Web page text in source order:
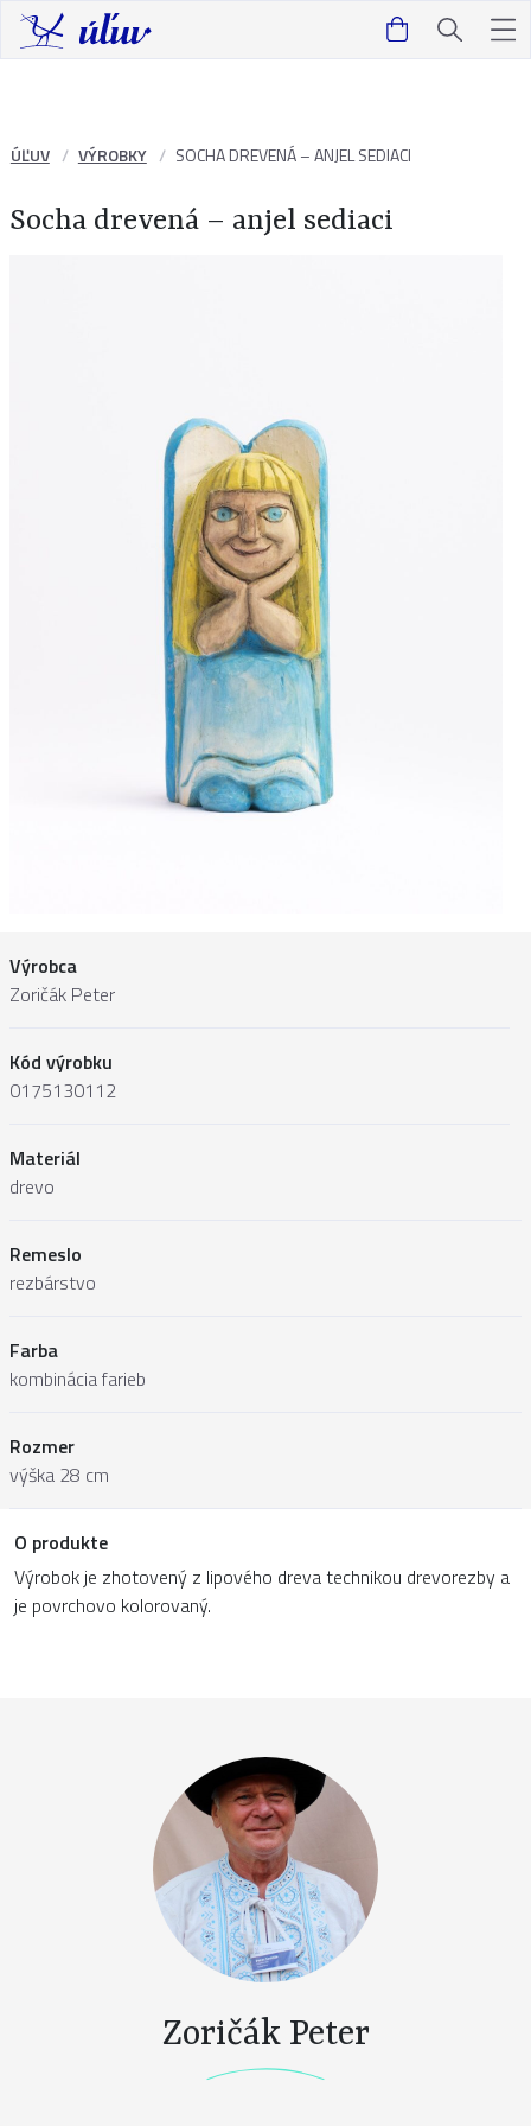
ÚĽUV VÝROBKY SOCHA DREVENÁ – ANJEL SEDIACI
Socha drevená – anjel sediaci
Výrobca
Zoričák Peter
Kód výrobku
0175130112
Materiál
drevo
Remeslo
rezbárstvo
Farba
kombinácia farieb
Rozmer
výška 28 cm
O produkte
Výrobok je zhotovený z lipového dreva technikou drevorezby a
je povrchovo kolorovaný.
Zoričák Peter